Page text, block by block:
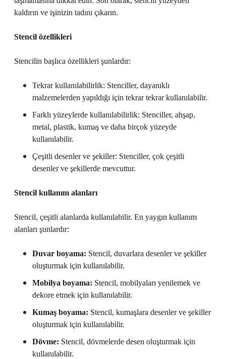
kaldırın ve işinizin tadını çıkarın.
Stencil özellikleri
Stencilin başlıca özellikleri şunlardır:
Tekrar kullanılabilirlik: Stenciller, dayanıklı
malzemelerden yapıldığı için tekrar tekrar kullanılabilir.
Farklı yüzeylerde kullanılabilirlik: Stenciller, ahşap,
metal, plastik, kumaş ve daha birçok yüzeyde
kullanılabilir.
Çeşitli desenler ve şekiller: Stenciller, çok çeşitli
desenler ve şekillerde mevcuttur.
Stencil kullanım alanları
Stencil, çeşitli alanlarda kullanılabilir. En yaygın kullanım
alanları şunlardır:
Duvar boyama: Stencil, duvarlara desenler ve şekiller
oluşturmak için kullanılabilir.
Mobilya boyama: Stencil, mobilyaları yenilemek ve
dekore etmek için kullanılabilir.
Kumaş boyama: Stencil, kumaşlara desenler ve şekiller
oluşturmak için kullanılabilir.
Dövme: Stencil, dövmelerde desen oluşturmak için
kullanılabilir.